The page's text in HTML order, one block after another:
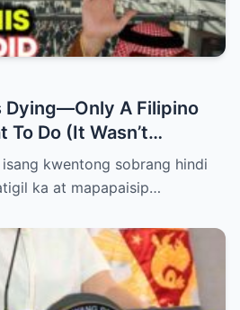
Dying—Only A Filipino
To Do (It Wasn’t
kwentong sobrang hindi
ka at mapapaisip…